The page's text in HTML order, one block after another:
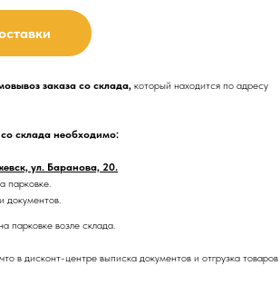
заказа со склада, который находится по адресу
склада необходимо:
ул. Баранова, 20.
парковке.
документов.
парковке возле склада.
в дисконт-центре выписка документов и отгрузка товаров